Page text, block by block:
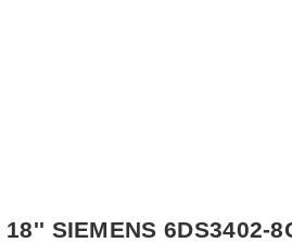
18'' SIEMENS 6DS3402-